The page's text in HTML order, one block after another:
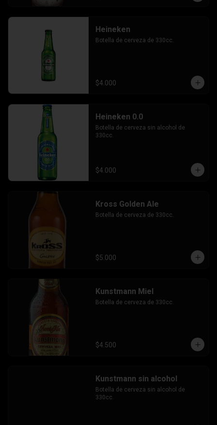
Heineken
Botella de cerveza de 330cc.
$4.000
Heineken 0.0
Botella de cerveza sin alcohol de
330cc.
$4.000
Kross Golden Ale
Botella de cerveza de 330cc.
$5.000
Kunstmann Miel
Botella de cerveza de 330cc.
$4.500
Kunstmann sin alcohol
Botella de cerveza sin alcohol de
330cc.